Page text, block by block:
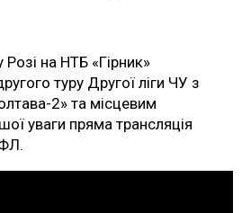
на НТБ «Гірник»
туру Другої ліги ЧУ з
2» та місцевим
уваги пряма трансляція